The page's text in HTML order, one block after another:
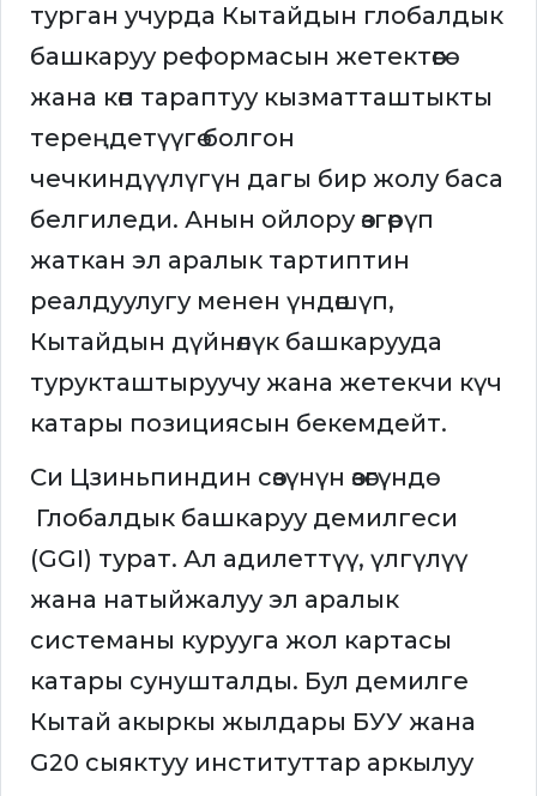
турган учурда Кытайдын глобалдык
башкаруу реформасын жетектөөгө
жана көп тараптуу кызматташтыкты
тереңдетүүгө болгон
чечкиндүүлүгүн дагы бир жолу баса
белгиледи. Анын ойлору өзгөрүп
жаткан эл аралык тартиптин
реалдуулугу менен үндөшүп,
Кытайдын дүйнөлүк башкарууда
турукташтыруучу жана жетекчи күч
катары позициясын бекемдейт.
Си Цзиньпиндин сөзүнүн өзөгүндө
Глобалдык башкаруу демилгеси
(GGI) турат. Ал адилеттүү, үлгүлүү
жана натыйжалуу эл аралык
системаны курууга жол картасы
катары сунушталды. Бул демилге
Кытай акыркы жылдары БУУ жана
G20 сыяктуу институттар аркылуу